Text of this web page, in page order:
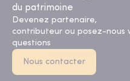
du patrimoine
Devenez partenaire,
contributeur ou posez-nous
questions
Nous contacter